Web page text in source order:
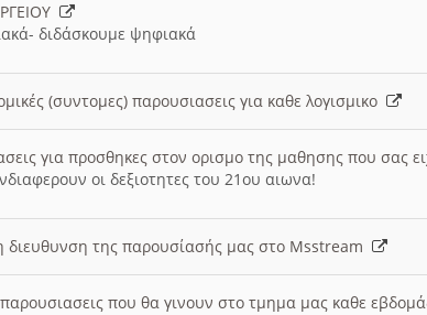
διδάσκουμε ψηφιακά
(συντομες) παρουσιασεις για καθε λογισμικο
για προσθηκες στον ορισμο της μαθησης που σας
οι δεξιοτητες του 21ου αιωνα!
διευθυνση της παρουσίασής μας στο Msstream
που θα γινουν στο τμημα μας καθε